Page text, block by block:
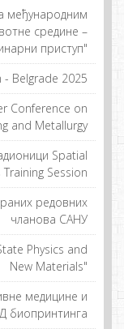
међународним
средине –
приступ"
- Belgrade 2025
Conference on
and Metallurgy
Spatial
Session
редовних
чланова САНУ
Physics and
New Materials"
мeдицинe и
биoпринтингa